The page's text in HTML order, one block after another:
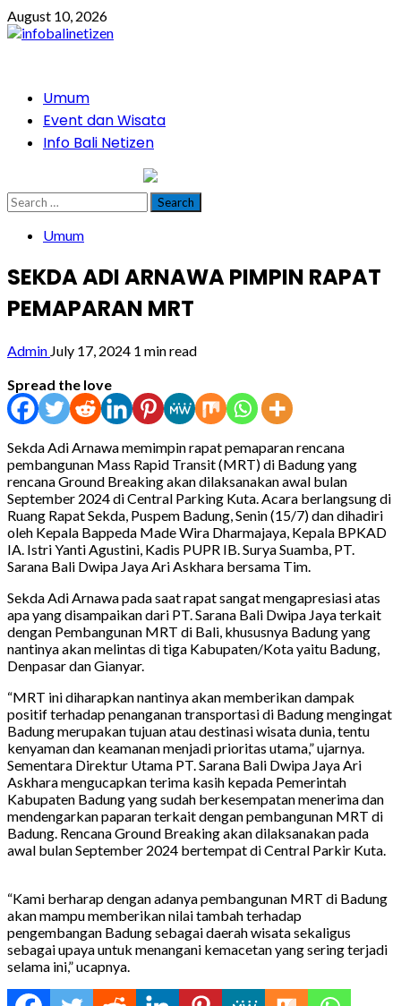
Skip
to
August 10, 2026
PrimaryUmum
Event dan Wisata
Info Bali Netizen
Search
for:
Umum
SEKDA ADI ARNAWA PIMPIN RAPAT
PEMAPARAN MRT
Admin July 17, 2024 1 min read
Spread the love
Sekda Adi Arnawa memimpin rapat pemaparan rencana
pembangunan Mass Rapid Transit (MRT) di Badung yang
rencana Ground Breaking akan dilaksanakan awal bulan
September 2024 di Central Parking Kuta. Acara berlangsung di
Ruang Rapat Sekda, Puspem Badung, Senin (15/7) dan dihadiri
oleh Kepala Bappeda Made Wira Dharmajaya, Kepala BPKAD
IA. Istri Yanti Agustini, Kadis PUPR IB. Surya Suamba, PT.
Sarana Bali Dwipa Jaya Ari Askhara bersama Tim.
Sekda Adi Arnawa pada saat rapat sangat mengapresiasi atas
apa yang disampaikan dari PT. Sarana Bali Dwipa Jaya terkait
dengan Pembangunan MRT di Bali, khususnya Badung yang
nantinya akan melintas di tiga Kabupaten/Kota yaitu Badung,
Denpasar dan Gianyar.
“MRT ini diharapkan nantinya akan memberikan dampak
positif terhadap penanganan transportasi di Badung mengingat
Badung merupakan tujuan atau destinasi wisata dunia, tentu
kenyaman dan keamanan menjadi prioritas utama,” ujarnya.
Sementara Direktur Utama PT. Sarana Bali Dwipa Jaya Ari
Askhara mengucapkan terima kasih kepada Pemerintah
Kabupaten Badung yang sudah berkesempatan menerima dan
mendengarkan paparan terkait dengan pembangunan MRT di
Badung. Rencana Ground Breaking akan dilaksanakan pada
awal bulan September 2024 bertempat di Central Parkir Kuta.
“Kami berharap dengan adanya pembangunan MRT di Badung
akan mampu memberikan nilai tambah terhadap
pengembangan Badung sebagai daerah wisata sekaligus
sebagai upaya untuk menangani kemacetan yang sering terjadi
selama ini,” ucapnya.